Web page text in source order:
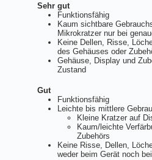
Sehr gut
Funktionsfähig
Kaum sichtbare
Mikrokratzer nur bei
Keine Dellen, Risse,
des Gehäuses oder
Gehäuse, Display und
Zustand
Gut
Funktionsfähig
Leichte bis mittlere
Kleine Kratzer auf
Kaum/leichte
Zubehörs
Keine Risse, Dellen,
weder beim Gerät noch